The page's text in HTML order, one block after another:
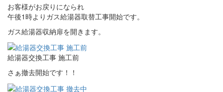
お客様がお戻りになられ
午後1時よりガス給湯器取替工事開始です。
ガス給湯器収納扉を開きます。
給湯器交換工事 施工前
さぁ撤去開始です！！